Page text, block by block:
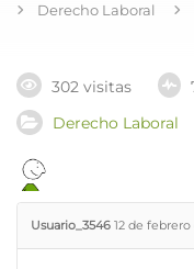
Derecho Laboral
302 visitas
Derecho Laboral
Usuario_3546 12 de febrero